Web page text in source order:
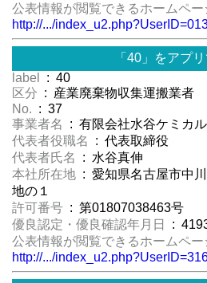
公表情報が閲覧できるホームペー
http://.../
「40」をアプ
label
: 40
区分 : 産業廃棄物収集運搬業者
No. : 37
事業者名
: 有限会社水谷ケミカル
代表者役職名
: 代表取締役
代表者氏名
: 水谷真伸
本社所在地 : 愛知県名古屋市中
地の１
許可番号 : 第01807038463号
優良認定・優良確認年月日
:
公表情報が閲覧できるホームペー
http://.../